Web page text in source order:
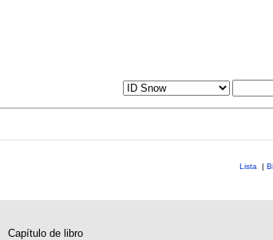
Lista |
Capítulo de libro